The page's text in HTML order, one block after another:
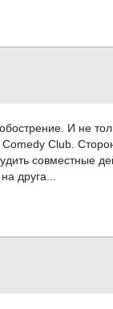
И не
Club.
совместные
друга...